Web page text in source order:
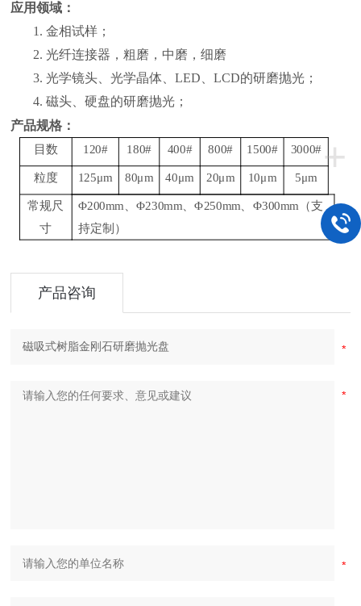
应用领域：
1. 金相试样；
2. 光纤连接器，粗磨，中磨，细磨
3. 光学镜头、光学晶体、LED、LCD的研磨抛光；
4. 磁头、硬盘的研磨抛光；
产品规格：
+
目数 120# 180# 400# 800# 1500# 3000#
粒度 125μm 80μm 40μm 20μm 10μm 5μm
常规尺
寸
Φ200mm、Φ230mm、Φ250mm、Φ300mm（支
持定制）
产品咨询